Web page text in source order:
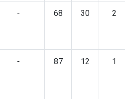
- 68 30 2
- 87 12 1